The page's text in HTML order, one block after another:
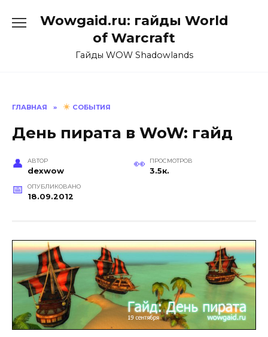
Wowgaid.ru: гайды World
of Warcraft
Гайды WOW Shadowlands
ГЛАВНАЯ » СОБЫТИЯ
День пирата в WoW: гайд
АВТОР
dexwow
ПРОСМОТРОВ
3.5к.
ОПУБЛИКОВАНО
18.09.2012